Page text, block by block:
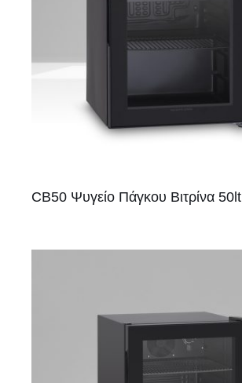
CB50 Ψυγείο Πάγκου Βιτρίνα 50lt